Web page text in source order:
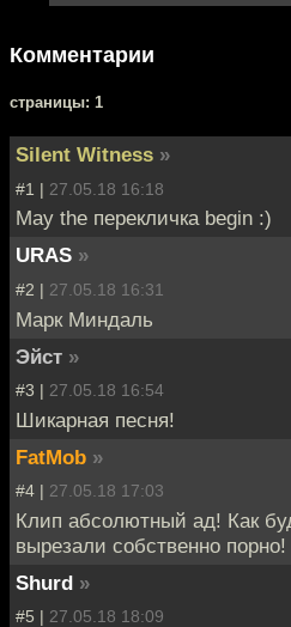
Комментарии
cтраницы: 1
Silent Witness »
#1 | 27.05.18 16:18
May the перекличка begin :)
URAS »
#2 | 27.05.18 16:31
Марк Миндаль
Эйст »
#3 | 27.05.18 16:54
Шикарная песня!
FatMob »
#4 | 27.05.18 17:03
Клип абсолютный ад! Как
вырезали собственно порно!
Shurd »
#5 | 27.05.18 18:09